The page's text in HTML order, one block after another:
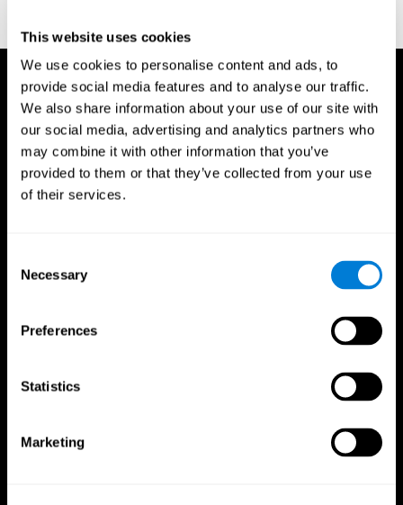
This website uses cookies
We use cookies to personalise content and ads, to
provide social media features and to analyse our traffic.
We also share information about your use of our site with
our social media, advertising and analytics partners who
may combine it with other information that you’ve
provided to them or that they’ve collected from your use
of their services.
Selection
Necessary
Preferences
Statistics
Marketing